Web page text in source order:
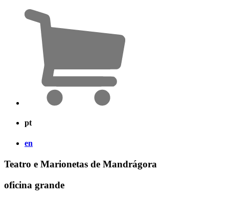
pt
en
Teatro e Marionetas de Mandrágora
oficina grande